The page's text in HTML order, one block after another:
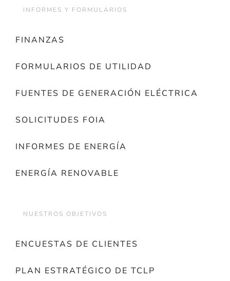
INFORMES Y FORMULARIOS
FINANZAS
FORMULARIOS DE UTILIDAD
FUENTES DE GENERACIÓN ELÉCTRICA
SOLICITUDES FOIA
INFORMES DE ENERGÍA
ENERGÍA RENOVABLE
NUESTROS OBJETIVOS
ENCUESTAS DE CLIENTES
PLAN ESTRATÉGICO DE TCLP